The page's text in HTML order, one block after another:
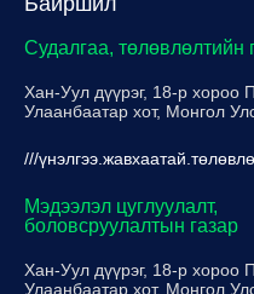
Судалгаа, төлөвлөлтийн
Хан-Уул дүүрэг, 18-р хороо
Улаанбаатар хот, Монгол
///
Мэдээлэл цуглуулалт,
боловсруулалтын газар
Хан-Уул дүүрэг, 18-р хороо
Улаанбаатар хот, Монгол